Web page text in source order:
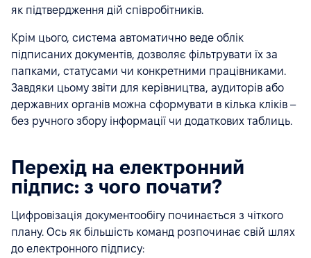
як підтвердження дій співробітників.
Крім цього, система автоматично веде облік
підписаних документів, дозволяє фільтрувати їх за
папками, статусами чи конкретними працівниками.
Завдяки цьому звіти для керівництва, аудиторів або
державних органів можна сформувати в кілька кліків –
без ручного збору інформації чи додаткових таблиць.
Перехід на електронний
підпис: з чого почати?
Цифровізація документообігу починається з чіткого
плану. Ось як більшість команд розпочинає свій шлях
до електронного підпису: